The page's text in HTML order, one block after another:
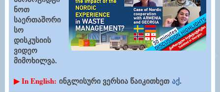
ნოთ
საერთაშორი
სო
დისკუსიის
ვიდეო
მიმოხილვა.
▶ In English: ინგლისური ვერსია წაიკითხეთ აქ.